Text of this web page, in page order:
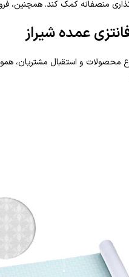
منصفانه کمک کند. همچنین،
عمده شیراز
به تنوع محصولات و استقبال